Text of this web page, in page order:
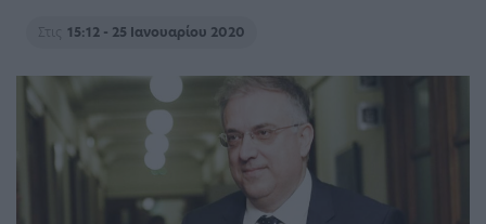
Στις 15:12 - 25 Ιανουαρίου 2020